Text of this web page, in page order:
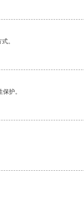
。
护。